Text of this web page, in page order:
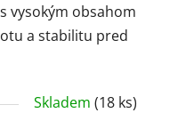
vysokým obsahom
a stabilitu pred
Skladem (18 ks)